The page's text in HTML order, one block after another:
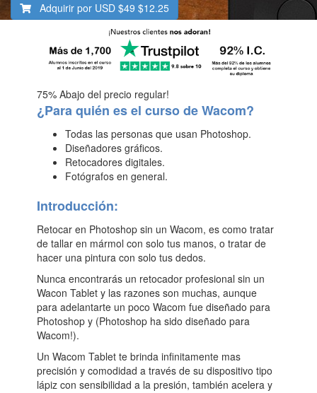
Adquirir por USD $49 $12.25
75% Abajo del precio regular!
¿Para quién es el curso de Wacom?
Todas las personas que usan Photoshop.
Diseñadores gráficos.
Retocadores digitales.
Fotógrafos en general.
Introducción:
Retocar en Photoshop sin un Wacom, es como tratar
de tallar en mármol con solo tus manos, o tratar de
hacer una pintura con solo tus dedos.
Nunca encontrarás un retocador profesional sin un
Wacon Tablet y las razones son muchas, aunque
para adelantarte un poco Wacom fue diseñado para
Photoshop y (Photoshop ha sido diseñado para
Wacom!).
Un Wacom Tablet te brinda infinitamente mas
precisión y comodidad a través de su dispositivo tipo
lápiz con sensibilidad a la presión, también acelera y